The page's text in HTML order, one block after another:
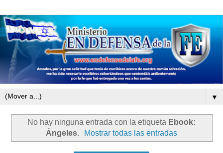
▼
No hay ninguna entrada con la etiqueta Ebook:
Ángeles. Mostrar todas las entradas